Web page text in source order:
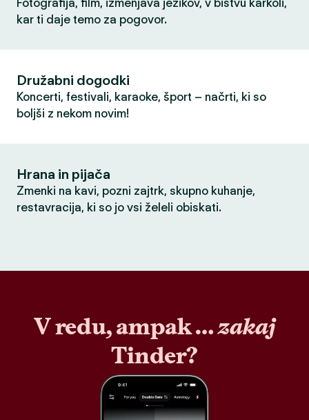
Fotografija, film, izmenjava jezikov, v bistvu karkoli,
kar ti daje temo za pogovor.
Družabni dogodki
Koncerti, festivali, karaoke, šport – načrti, ki so
boljši z nekom novim!
Hrana in pijača
Zmenki na kavi, pozni zajtrk, skupno kuhanje,
restavracija, ki so jo vsi želeli obiskati.
V redu, ampak …zakaj
Tinder?